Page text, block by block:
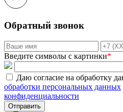
Обратный звонок
Введите символы с картинки*
Даю согласие на обработку
обработки персональных данных
конфиденциальности